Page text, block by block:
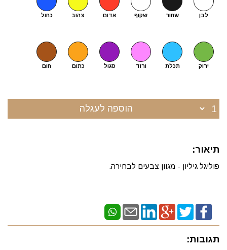
לבן שחור שקוף אדום צהוב כחול
ירוק תכלת ורוד סגול כתום חום
הוספה לעגלה
תיאור:
פוליגל גיליון - מגוון צבעים לבחירה.
תגובות: